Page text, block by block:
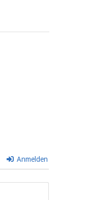
Anmelden